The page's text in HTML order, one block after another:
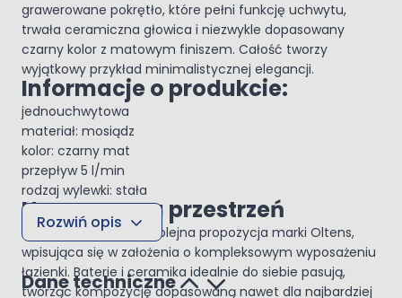
grawerowane pokrętło, które pełni funkcję uchwytu,
trwała ceramiczna głowica i niezwykle dopasowany
czarny kolor z matowym finiszem. Całość tworzy
wyjątkowy przykład minimalistycznej elegancji.
Informacje o produkcie:
jednouchwytowa
materiał: mosiądz
kolor: czarny mat
przepływ 5 l/min
rodzaj wylewki: stała
Nowoczesna przestrzeń
Kolekcja Hamnes, to kolejna propozycja marki Oltens,
wpisująca się w założenia o kompleksowym wyposażeniu
łazienki. Baterie i ceramika idealnie do siebie pasują,
tworząc kompozycję dopasowaną nawet dla najbardziej
Rozwiń opis
Dane techniczne